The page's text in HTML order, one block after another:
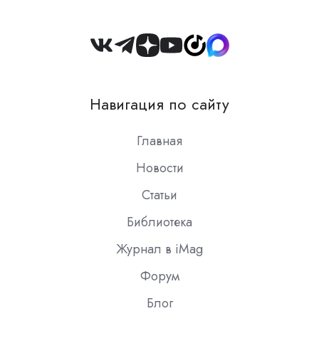
Join
Slack
Навигация по сайту
Главная
Новости
Статьи
Библиотека
Журнал в iMag
Форум
Блог